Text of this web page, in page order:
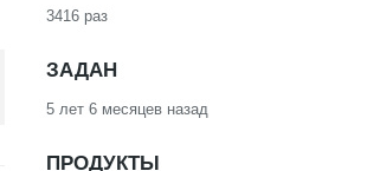
3416 раз
ЗАДАН
5 лет 6 месяцев назад
ПРОДУКТЫ